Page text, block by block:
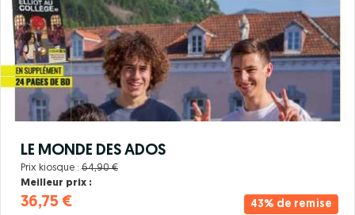
43% de remise
LE MONDE DES ADOS
Prix kiosque : 64,90 €
Meilleur prix :
36,75 €